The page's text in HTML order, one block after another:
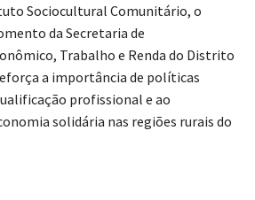
Sociocultural Comunitário, o
da Secretaria de
Trabalho e Renda do Distrito
a importância de políticas
profissional e ao
solidária nas regiões rurais do